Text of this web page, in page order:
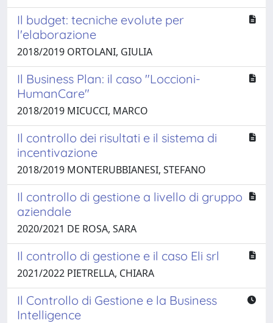
Il budget: tecniche evolute per
l'elaborazione
2018/2019 ORTOLANI, GIULIA
Il Business Plan: il caso "Loccioni-
HumanCare"
2018/2019 MICUCCI, MARCO
Il controllo dei risultati e il sistema di
incentivazione
2018/2019 MONTERUBBIANESI, STEFANO
Il controllo di gestione a livello di gruppo
aziendale
2020/2021 DE ROSA, SARA
Il controllo di gestione e il caso Eli srl
2021/2022 PIETRELLA, CHIARA
Il Controllo di Gestione e la Business
Intelligence